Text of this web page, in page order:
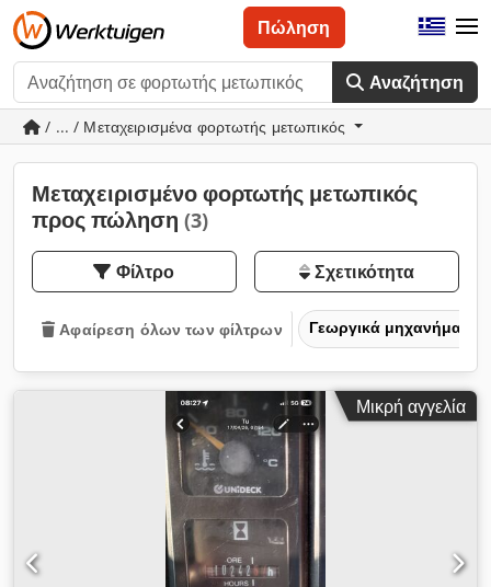
Αναζήτηση
Πώληση
/ ... / Μεταχειρισμένα φορτωτής μετωπικός
Μεταχειρισμένο φορτωτής μετωπικός
προς πώληση (3)
Φίλτρο Σχετικότητα
Αφαίρεση όλων των φίλτρων Γεωργικά μηχανήματα
Μικρή αγγελία